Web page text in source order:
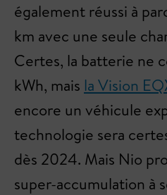
également réussi à
km avec une seule
Certes, la batterie ne
kWh, mais la Vision
encore un véhicule
technologie sera
dès 2024. Mais Nio
super-accumulation à